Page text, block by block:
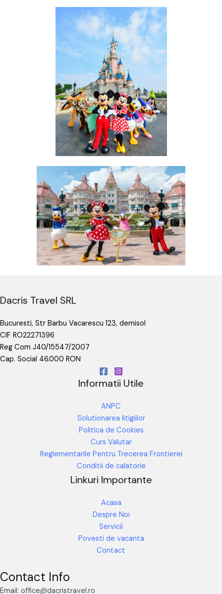
Dacris Travel SRL
Bucuresti, Str Barbu Vacarescu 123, demisol
CIF RO22271396
Reg Com J40/15547/2007
Cap. Social 46.000 RON
Informatii Utile
ANPC
Solutionarea litigiilor
Politica de Cookies
Curs Valutar
Reglementarile Pentru Trecerea Frontierei
Conditii de calatorie
Linkuri Importante
Acasa
Despre Noi
Servicii
Povesti de vacanta
Contact
Contact Info
Email: office@dacristravel.ro